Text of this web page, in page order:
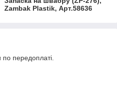
Zambak Plastik, Арт.58636
по передоплаті.